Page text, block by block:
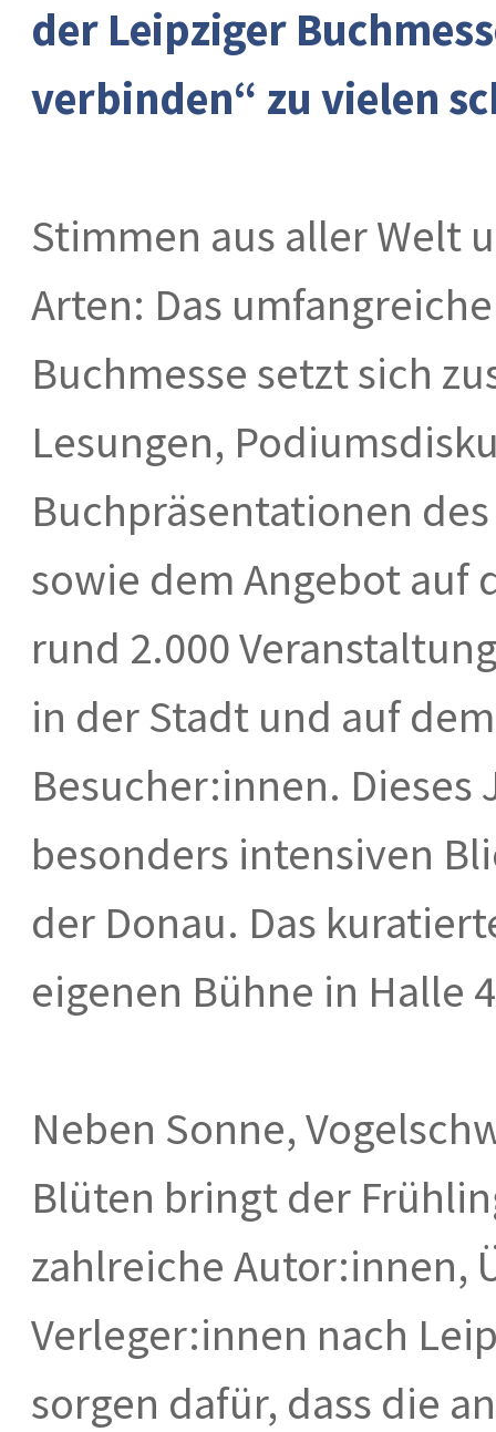
der Leipziger
verbinden“ zu vielen
Stimmen aus aller Welt
Arten: Das
Buchmesse setzt sich
Lesungen,
Buchpräsentationen
sowie dem Angebot auf
rund 2.000
in der Stadt und auf
Besucher:innen.
besonders intensiven
der Donau. Das
eigenen Bühne in Halle
Neben Sonne,
Blüten bringt der
zahlreiche Autor:innen,
Verleger:innen nach
sorgen dafür, dass die